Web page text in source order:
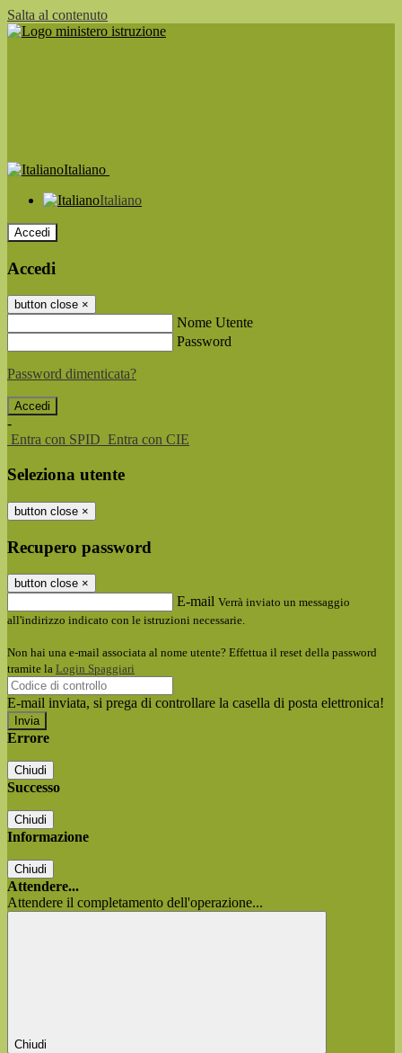
Salta al contenuto
Italiano
Italiano
Accedi
Accedi
button close ×
Nome Utente
Password
Password dimenticata?
-
Entra con SPID Entra con CIE
Seleziona utente
button close ×
Recupero password
button close ×
E-mail Verrà inviato un messaggio
all'indirizzo indicato con le istruzioni necessarie.
Non hai una e-mail associata al nome utente? Effettua il reset della password
tramite la Login Spaggiari
E-mail inviata, si prega di controllare la casella di posta elettronica!
Errore
Chiudi
Successo
Chiudi
Informazione
Chiudi
Attendere...
Attendere il completamento dell'operazione...
Chiudi